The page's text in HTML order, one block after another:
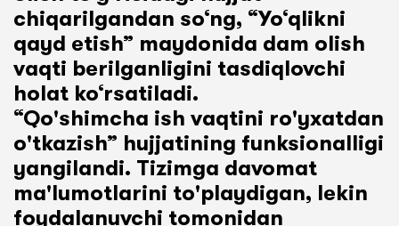
chiqarilgandan so‘ng, “Yo‘qlikni
qayd etish” maydonida dam olish
vaqti berilganligini tasdiqlovchi
holat ko‘rsatiladi.
“Qo'shimcha ish vaqtini ro'yxatdan
o'tkazish” hujjatining funksionalligi
yangilandi. Tizimga davomat
ma'lumotlarini to'playdigan, lekin
foydalanuvchi tomonidan